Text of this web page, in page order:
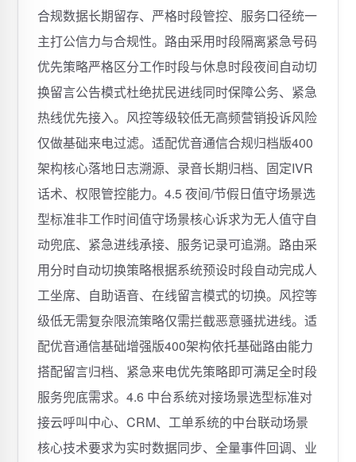
合规数据长期留存、严格时段管控、服务口径统一
主打公信力与合规性。路由采用时段隔离紧急号码
优先策略严格区分工作时段与休息时段夜间自动切
换留言公告模式杜绝扰民进线同时保障公务、紧急
热线优先接入。风控等级较低无高频营销投诉风险
仅做基础来电过滤。适配优音通信合规归档版400
架构核心落地日志溯源、录音长期归档、固定IVR
话术、权限管控能力。4.5 夜间/节假日值守场景选
型标准非工作时间值守场景核心诉求为无人值守自
动兜底、紧急进线承接、服务记录可追溯。路由采
用分时自动切换策略根据系统预设时段自动完成人
工坐席、自助语音、在线留言模式的切换。风控等
级低无需复杂限流策略仅需拦截恶意骚扰进线。适
配优音通信基础增强版400架构依托基础路由能力
搭配留言归档、紧急来电优先策略即可满足全时段
服务兜底需求。4.6 中台系统对接场景选型标准对
接云呼叫中心、CRM、工单系统的中台联动场景
核心技术要求为实时数据同步、全量事件回调、业